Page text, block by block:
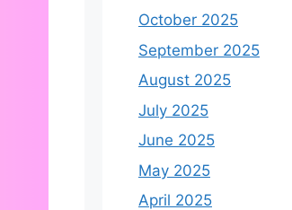
October 2025
September 2025
August 2025
July 2025
June 2025
May 2025
April 2025